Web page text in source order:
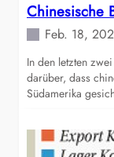
Chinesische
Feb. 18,
In den letzten
darüber, dass
Südamerika